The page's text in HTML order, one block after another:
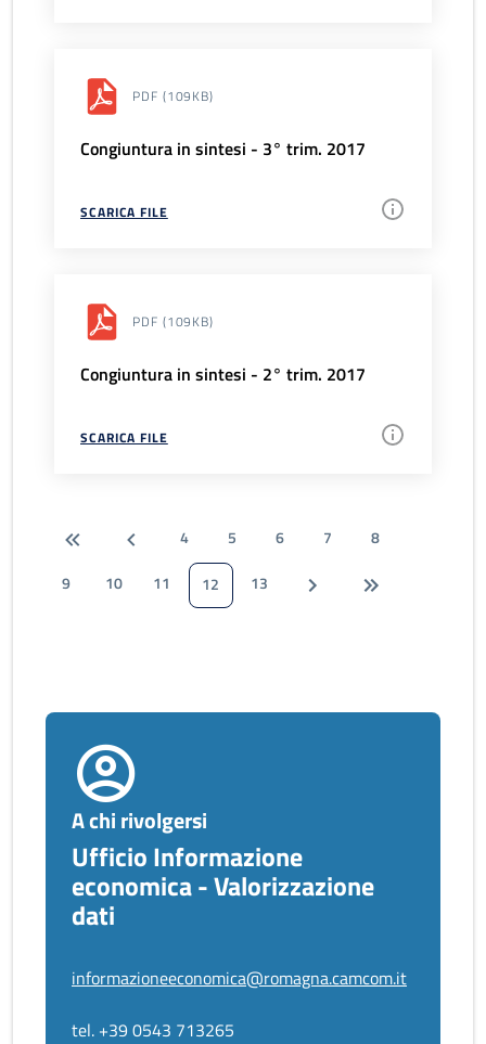
PDF (109KB)
Congiuntura in sintesi - 3° trim. 2017
SCARICA FILE
PDF (109KB)
Congiuntura in sintesi - 2° trim. 2017
SCARICA FILE
4 5 6 7
8
9
10 11 12 13
A chi rivolgersi
Ufficio Informazione
economica - Valorizzazione
dati
informazioneeconomica@romagna.camcom.it
tel. +39 0543 713265